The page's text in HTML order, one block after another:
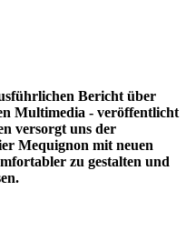
Bericht über
Multimedia - veröffentlicht
versorgt uns der
Mequignon mit neuen
zu gestalten und